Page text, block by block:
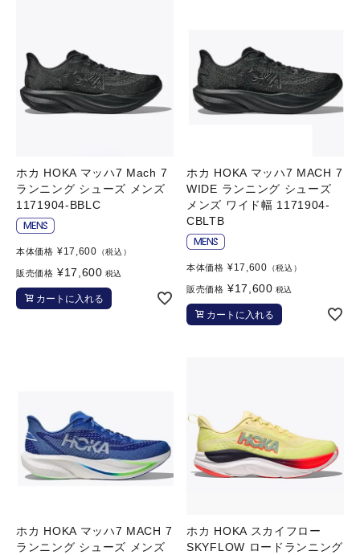
ホカ HOKA マッハ7 Mach 7
ランニング シューズ メンズ
1171904-BBLC
本体価格 ¥17,600 （税込）
販売価格 ¥17,600 税込
カートに入れる
ホカ HOKA マッハ7 MACH 7
WIDE ランニング シューズ
メンズ ワイド幅 1171904-
CBLTB
本体価格 ¥17,600 （税込）
販売価格 ¥17,600 税込
カートに入れる
ホカ HOKA マッハ7 MACH 7
ランニング シューズ メンズ
ホカ HOKA スカイフロー
SKYFLOW ロードランニング